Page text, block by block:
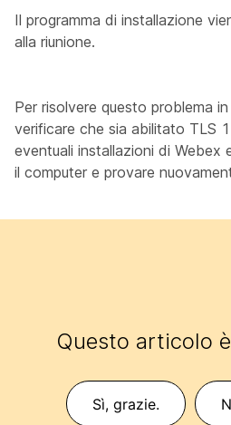
Il programma di installazione
alla riunione.
Per risolvere questo problema
verificare che sia abilitato TLS
eventuali installazioni di Webex
il computer e provare
Questo articolo
Sì, grazie.